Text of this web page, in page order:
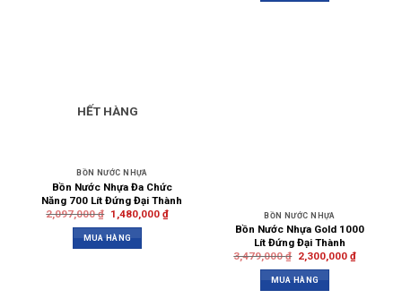
HẾT HÀNG
BỒN NƯỚC NHỰA
Bồn Nước Nhựa Đa Chức
Năng 700 Lít Đứng Đại Thành
2,097,000₫ 1,480,000 ₫
MUA HÀNG
BỒN NƯỚC NHỰA
Bồn Nước Nhựa Gold 1000
Lít Đứng Đại Thành
3,479,000₫ 2,300,000 ₫
MUA HÀNG